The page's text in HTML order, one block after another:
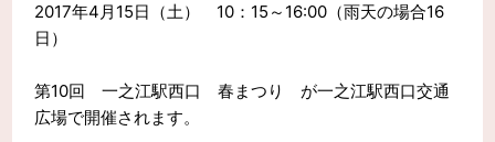
2017年4月15日（土） 10：15～16:00（雨天の場合16
日）
第10回 一之江駅西口 春まつり が一之江駅西口交通
広場で開催されます。